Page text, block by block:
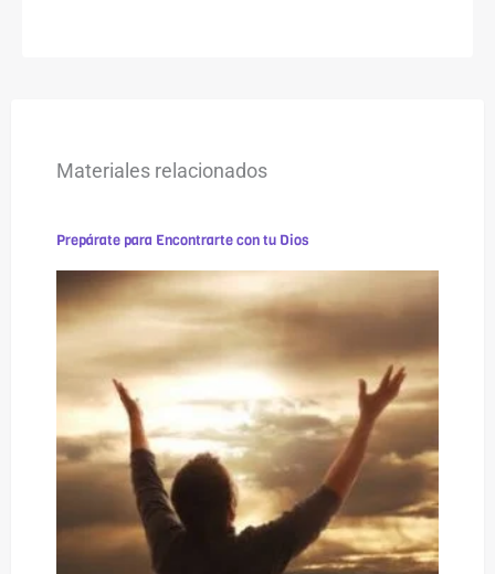
Materiales relacionados
Prepárate para Encontrarte con tu Dios